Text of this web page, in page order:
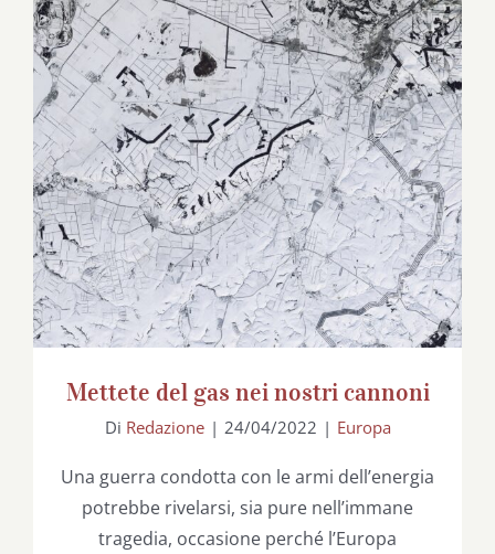
Mettete del gas nei nostri cannoni
Mettete del gas nei nostri cannoni
Di Redazione | 24/04/2022 | Europa
Una guerra condotta con le armi dell’energia
potrebbe rivelarsi, sia pure nell’immane
tragedia, occasione perché l’Europa